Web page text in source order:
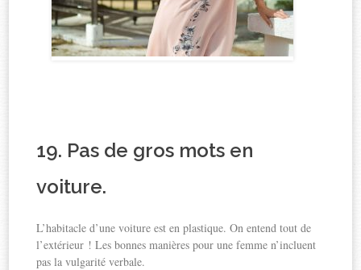
19. Pas de gros mots en
voiture.
L’habitacle d’une voiture est en plastique. On entend tout de
l’extérieur ! Les bonnes manières pour une femme n’incluent
pas la vulgarité verbale.